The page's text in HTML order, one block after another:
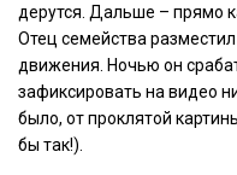
дерутся. Дальше – прямо
Отец семейства
движения. Ночью он
зафиксировать на видео
было, от проклятой
бы так!).